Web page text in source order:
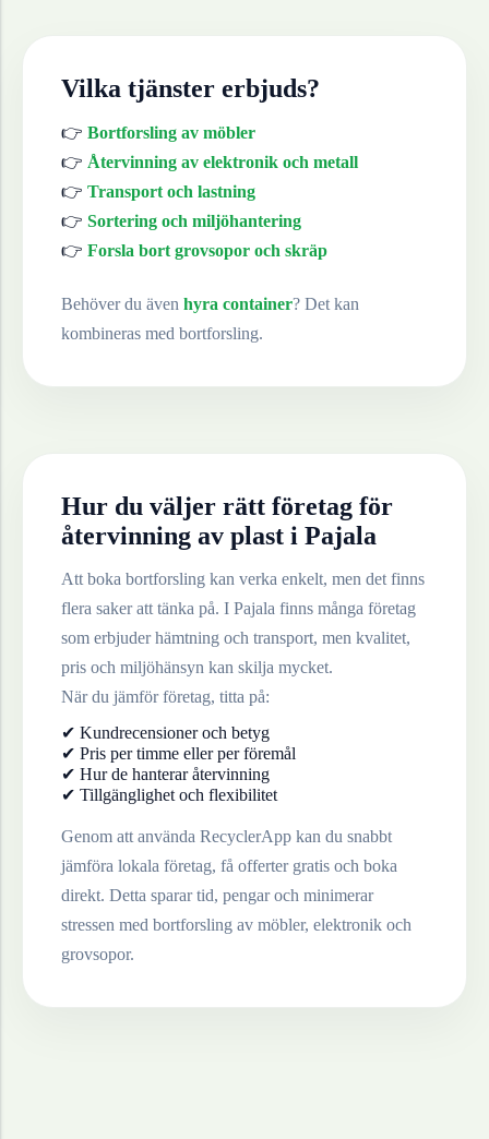
Vilka tjänster erbjuds?
👉 Bortforsling av möbler
👉 Återvinning av elektronik och metall
👉 Transport och lastning
👉 Sortering och miljöhantering
👉 Forsla bort grovsopor och skräp
Behöver du även hyra container? Det kan
kombineras med bortforsling.
Hur du väljer rätt företag för
återvinning av plast i Pajala
Att boka bortforsling kan verka enkelt, men det finns
flera saker att tänka på. I Pajala finns många företag
som erbjuder hämtning och transport, men kvalitet,
pris och miljöhänsyn kan skilja mycket.
När du jämför företag, titta på:
✔ Kundrecensioner och betyg
✔ Pris per timme eller per föremål
✔ Hur de hanterar återvinning
✔ Tillgänglighet och flexibilitet
Genom att använda RecyclerApp kan du snabbt
jämföra lokala företag, få offerter gratis och boka
direkt. Detta sparar tid, pengar och minimerar
stressen med bortforsling av möbler, elektronik och
grovsopor.